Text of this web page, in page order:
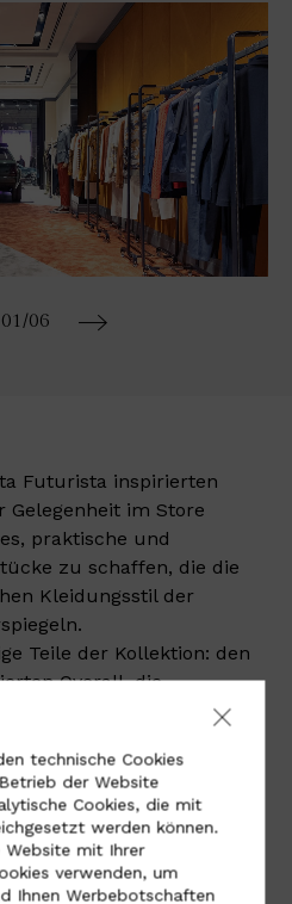
01/06
Futurista inspirierten
Gelegenheit im Store
praktische und
zu schaffen, die die
Kleidungsstil der
Teile der Kollektion: den
Overall, die
aufrollbaren
Gänze von erfahrenen
hergestellt wurde.
die von Eugenio
Alcantara geprägt. Die
von LARUSMIANI
des neuen Konzepts
technische Cookies
der Website
Cookies, die mit
werden können.
Website mit Ihrer
verwenden, um
Ihnen Werbebotschaften